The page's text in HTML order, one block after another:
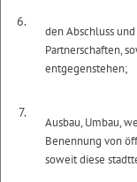
6.
den Abschluss
Partnerschaften,
entgegenstehen;
7.
Ausbau, Umbau,
Benennung von
soweit diese